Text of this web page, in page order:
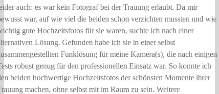
auch: es war kein Fotograf bei der Trauung erlaubt. Da mir
war, auf wie viel die beiden schon verzichten mussten und wie
gute Hochzeitsfotos für sie waren, suchte ich nach einer
Lösung. Gefunden habe ich sie in einer selbst
Funklösung für meine Kamera(s), die nach einigen
robust genug für den professionellen Einsatz war. So konnte ich
beiden hochwertige Hochzeitsfotos der schönsten Momente ihrer
machen, ohne selbst mit im Raum zu sein. Weitere